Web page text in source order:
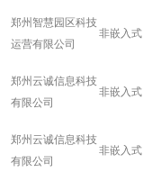
郑州智慧园区科技
运营有限公司
非嵌入式
郑州云诚信息科技
有限公司
非嵌入式
郑州云诚信息科技
有限公司
非嵌入式